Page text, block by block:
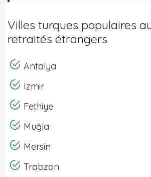
Villes turques populaires
retraités étrangers
Antalya
Izmir
Fethiye
Muğla
Mersin
Trabzon